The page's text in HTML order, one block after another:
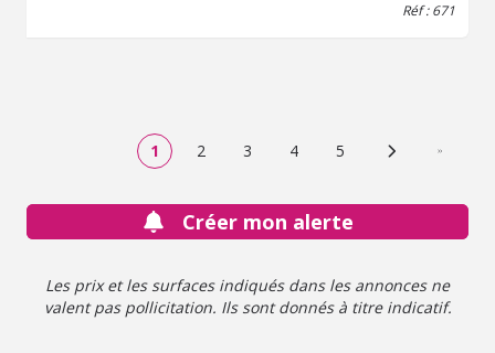
Réf : 671
1 2 3 4 5 Page suivante
Créer mon alerte
Les prix et les surfaces indiqués dans les annonces ne
valent pas pollicitation. Ils sont donnés à titre indicatif.